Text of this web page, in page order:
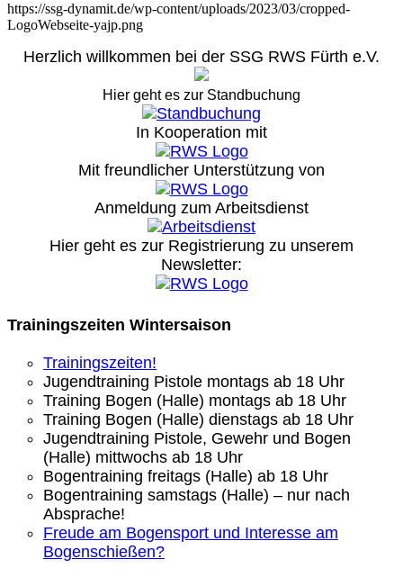
https://ssg-dynamit.de/wp-content/uploads/2023/03/cropped-
LogoWebseite-yajp.png
Herzlich willkommen bei der SSG RWS Fürth e.V.
Hier geht es zur Standbuchung
In Kooperation mit
Mit freundlicher Unterstützung von
Anmeldung zum Arbeitsdienst
Hier geht es zur Registrierung zu unserem
Newsletter:
Trainingszeiten Wintersaison
Trainingszeiten!
Jugendtraining Pistole montags ab 18 Uhr
Training Bogen (Halle) montags ab 18 Uhr
Training Bogen (Halle) dienstags ab 18 Uhr
Jugendtraining Pistole, Gewehr und Bogen
(Halle) mittwochs ab 18 Uhr
Bogentraining freitags (Halle) ab 18 Uhr
Bogentraining samstags (Halle) – nur nach
Absprache!
Freude am Bogensport und Interesse am
Bogenschießen?